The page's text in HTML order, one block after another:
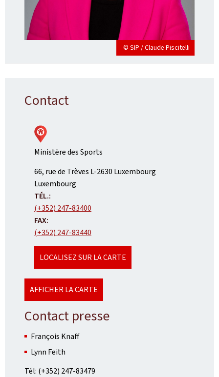
© SIP / Claude Piscitelli
Contact
Ministère des Sports
ADRESSE
:
66, rue de Trèves L-2630 Luxembourg
Luxembourg
TÉL.:
(+352) 247-83400
FAX:
(+352) 247-83440
LOCALISEZ SUR LA CARTE
AFFICHER LA CARTE
Contact presse
François Knaff
Lynn Feith
Tél: (+352) 247-83479